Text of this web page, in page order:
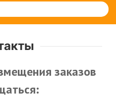
заказов